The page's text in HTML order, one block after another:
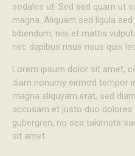
sodales ut. Sed sed quam ut
magna. Aliquam sed ligula
bibendum, nisi et mattis
nec dapibus risus risus quis
Lorem ipsum dolor sit amet,
diam nonumy eirmod tempor
magna aliquyam erat, sed
accusam et justo duo
gubergren, no sea takimata
sit amet.